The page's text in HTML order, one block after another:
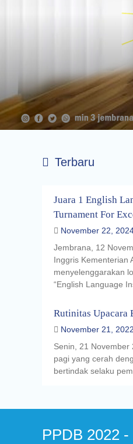
Terbaru
Juara 1 English
Turnament For
November 22,
Jembrana, 12
Inggris Kementerian
menyelenggarakan
“English Language
Rutinitas Upacara
November 21, 2022
Senin, 21
pagi yang cerah
bertindak selaku
PPDB 2022